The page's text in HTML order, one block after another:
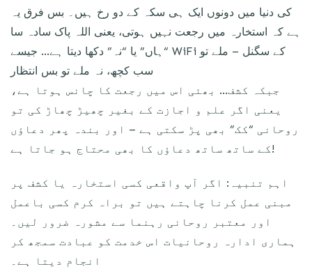
کی دنیا میں دونوں ایک ہی سکہ کے دو رخ ہیں۔ بس فرق یہ
ہے کہ استخارہ میں رجعت نہیں ہوتی، یعنی اللہ پاک سادہ سا
“ہاں” یا “نہ” دکھا دیتا ہے… جیسے WiFi کے سگنل – ملے تو
سب کچھ، نہ ملے تو بس انتظار
جبکہ کشف… بھئی اس میں رجعت کا چانس ہوتا ہے،
یعنی اگر علم و اجازت کے بغیر چھیڑ چھاڑ کی تو
روحانی “کک” بھی پڑ سکتی ہے – اور بندہ پھر دعاؤں
کے ساتھ ساتھ دعاؤں کا بھی محتاج ہو جاتا ہے!
اہم تنبیہ: اگر آپ واقعی کسی استخارہ یا کشف پر
مبنی عمل کرنا چاہتے ہیں تو براہ کرم کسی باعمل
اور معتبر روحانی رہنما سے مشورہ ضرور لیں۔
ہماری ادارہ روحانیات اس خدمت کو عبادت سمجھ کر
انجام دیتا ہے۔